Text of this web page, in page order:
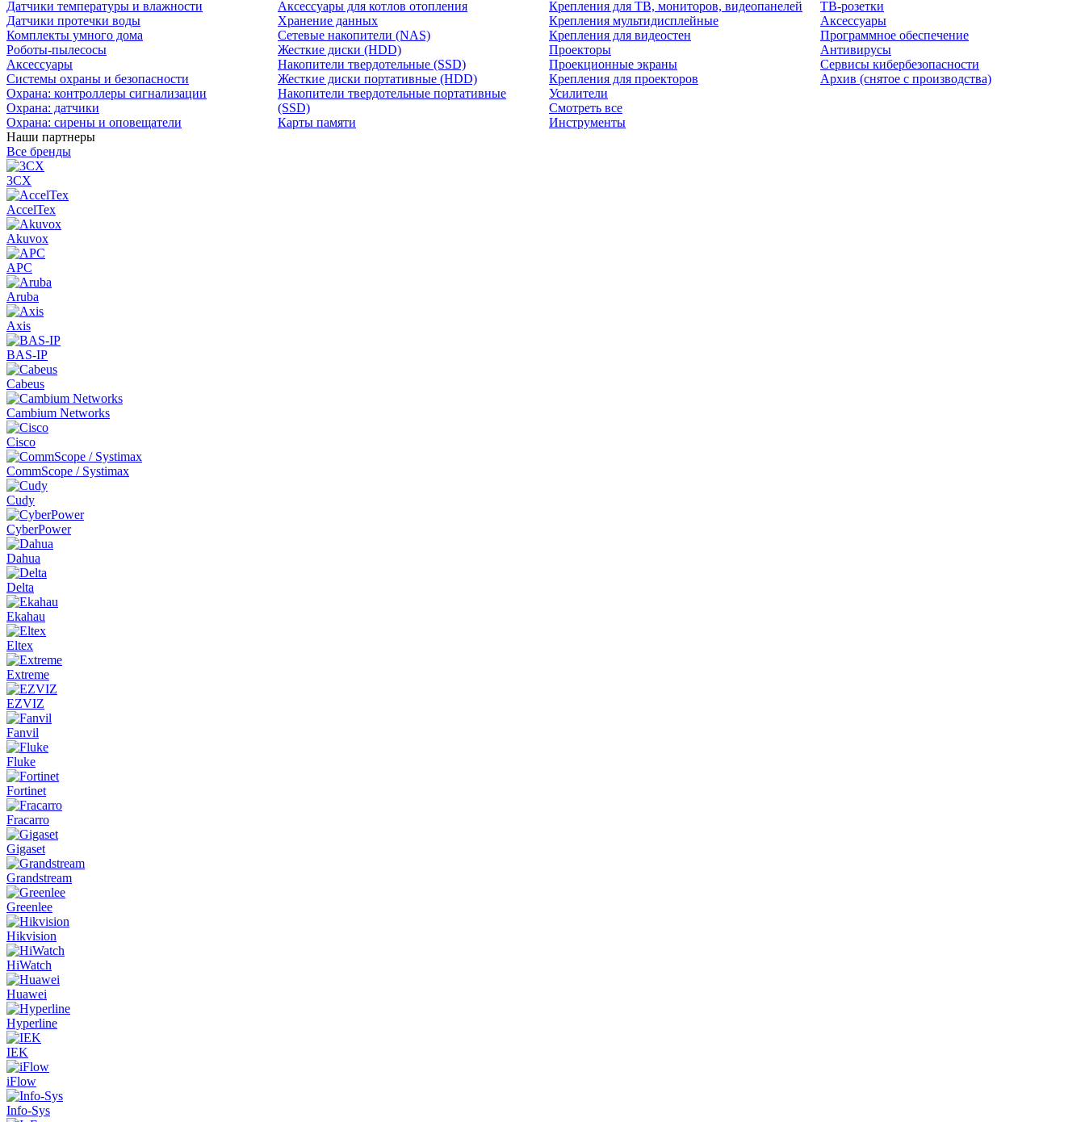
Датчики температуры и влажности
Датчики протечки воды
Комплекты умного дома
Роботы-пылесосы
Аксессуары
Системы охраны и безопасности
Охрана: контроллеры сигнализации
Охрана: датчики
Охрана: сирены и оповещатели
Аксессуары для котлов отопления
Хранение данных
Сетевые накопители (NAS)
Жесткие диски (HDD)
Накопители твердотельные (SSD)
Жесткие диски портативные (HDD)
Накопители твердотельные портативные
(SSD)
Карты памяти
Крепления для ТВ, мониторов, видеопанелей
Крепления мультидисплейные
Крепления для видеостен
Проекторы
Проекционные экраны
Крепления для проекторов
Усилители
Смотреть все
Инструменты
ТВ-розетки
Аксессуары
Программное обеспечение
Антивирусы
Сервисы кибербезопасности
Архив (снятое с производства)
Наши партнеры
Все бренды
3CX
AccelTex
Akuvox
APC
Aruba
Axis
BAS-IP
Cabeus
Cambium Networks
Cisco
CommScope / Systimax
Cudy
CyberPower
Dahua
Delta
Ekahau
Eltex
Extreme
EZVIZ
Fanvil
Fluke
Fortinet
Fracarro
Gigaset
Grandstream
Greenlee
Hikvision
HiWatch
Huawei
Hyperline
IEK
iFlow
Info-Sys